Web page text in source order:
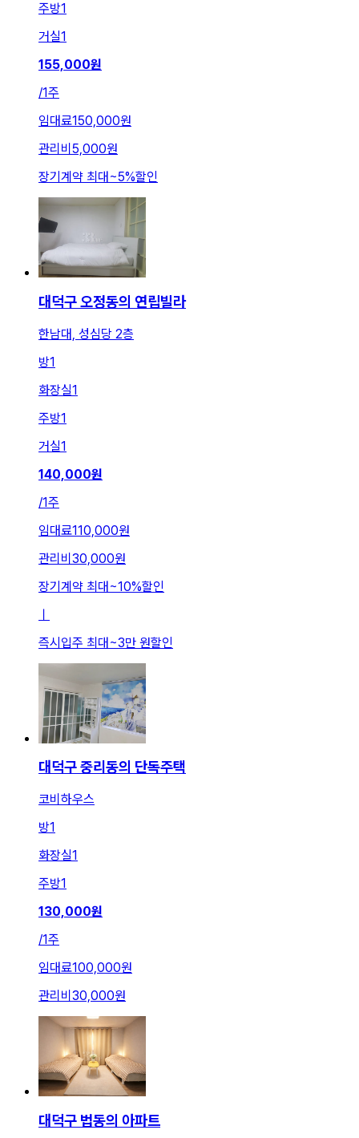
주방1
거실1
155,000원
/1주
임대료150,000원
관리비 5,000원
장기계약 최대 ~5%할인
대덕구 오정동의 연립빌라
한남대, 성심당 2층
방1
화장실1
주방1
거실1
140,000원
/1주
임대료110,000원
관리비 30,000원
장기계약 최대~10%할인
ㅣ
즉시입주 최대~3만 원할인
대덕구 중리동의 단독주택
코비하우스
방1
화장실1
주방1
130,000원
/1주
임대료100,000원
관리비 30,000원
대덕구 법동의 아파트